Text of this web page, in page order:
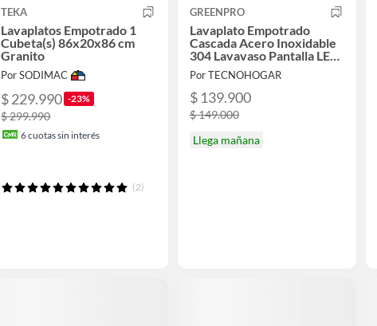
TEKA
Lavaplatos Empotrado 1
Cubeta(s) 86x20x86 cm
Granito
Por SODIMAC
$ 229.990 -23%
$ 299.990
6cuotas sin interés
(2)
GREENPRO
Lavaplato Empotrado
Cascada Acero Inoxidable
304 Lavavaso Pantalla LED
Fregadero Inteligente
75x46x22 CM
Por TECNOHOGAR
$ 139.900
$ 149.000
Llega mañana